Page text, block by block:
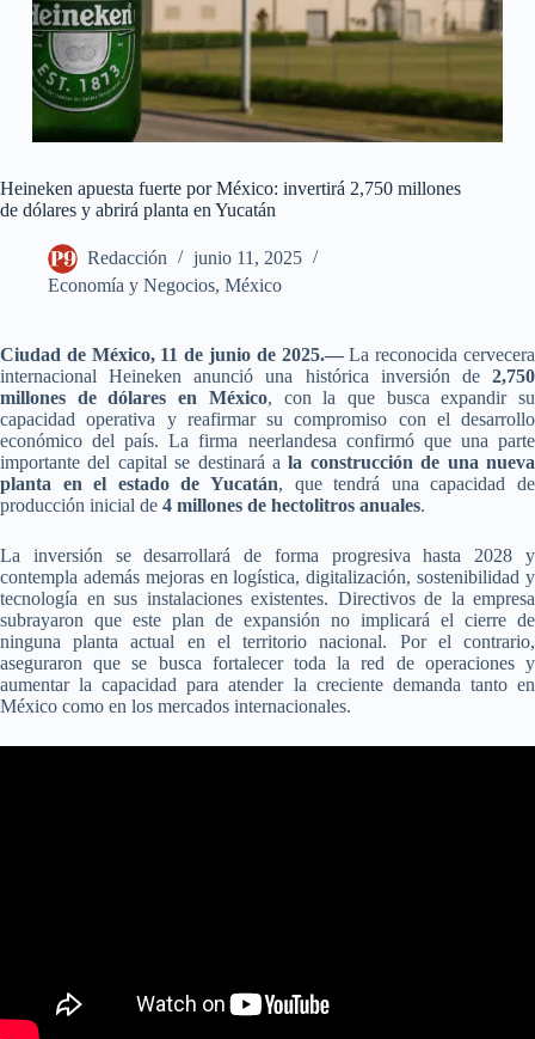
Heineken apuesta fuerte por México: invertirá 2,750 millones
de dólares y abrirá planta en Yucatán
Redacción
junio 11, 2025
Economía y Negocios, México
Ciudad de México, 11 de junio de 2025.—La reconocida cervecera
internacional Heineken anunció una histórica inversión de 2,750
millones de dólares en México, con la que busca expandir su
capacidad operativa y reafirmar su compromiso con el desarrollo
económico del país. La firma neerlandesa confirmó que una parte
importante del capital se destinará ala construcción de una nueva
planta en el estado de Yucatán, que tendrá una capacidad de
producción inicial de 4 millones de hectolitros anuales.
La inversión se desarrollará de forma progresiva hasta 2028 y
contempla además mejoras en logística, digitalización, sostenibilidad y
tecnología en sus instalaciones existentes. Directivos de la empresa
subrayaron que este plan de expansión no implicará el cierre de
ninguna planta actual en el territorio nacional. Por el contrario,
aseguraron que se busca fortalecer toda la red de operaciones y
aumentar la capacidad para atender la creciente demanda tanto en
México como en los mercados internacionales.